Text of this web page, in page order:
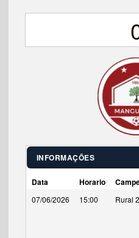
INFORMAÇÕES
Data Horario
07/06/2026 15:00 Rural